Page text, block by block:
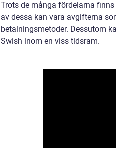
Trots de många fördelarna
av dessa kan vara avgifterna
betalningsmetoder. Dessutom
Swish inom en viss tidsram.